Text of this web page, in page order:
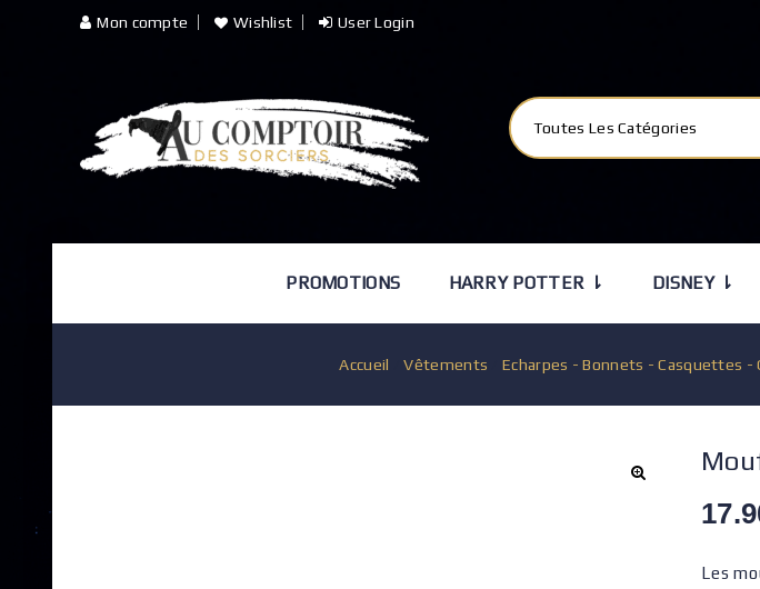
Mon compte Wishlist User Login
Toutes Les Catégories
PROMOTIONS HARRY POTTER ⇂ DISNEY ⇂
Accueil /Vêtements /Echarpes - Bonnets - Casquettes -
Les